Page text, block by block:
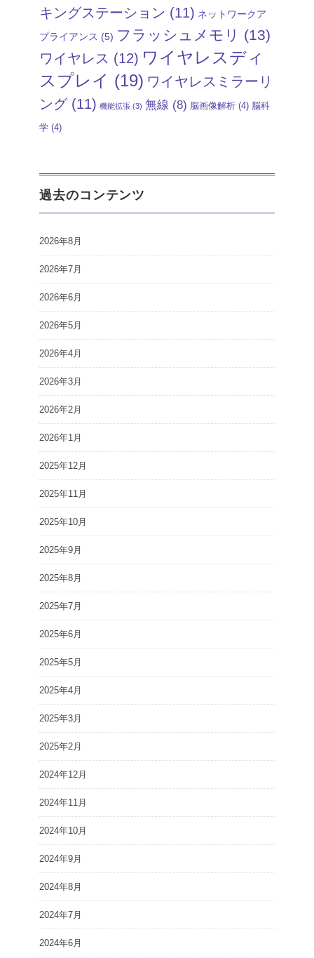
キングステーション (11) ネットワークア
プライアンス (5) フラッシュメモリ (13)
ワイヤレス (12) ワイヤレスディ
スプレイ (19) ワイヤレスミラーリ
ング(11) 機能拡張 (3) 無線 (8) 脳画像解析 (4) 脳科
学 (4)
過去のコンテンツ
2026年8月
2026年7月
2026年6月
2026年5月
2026年4月
2026年3月
2026年2月
2026年1月
2025年12月
2025年11月
2025年10月
2025年9月
2025年8月
2025年7月
2025年6月
2025年5月
2025年4月
2025年3月
2025年2月
2024年12月
2024年11月
2024年10月
2024年9月
2024年8月
2024年7月
2024年6月